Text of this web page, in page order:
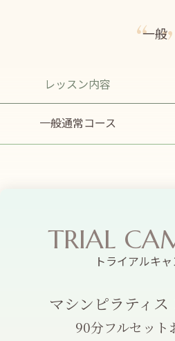
一般
レッスン内容
一般通常コース
TRIAL
トライアルキ
マシンピラティ
90分フルセット